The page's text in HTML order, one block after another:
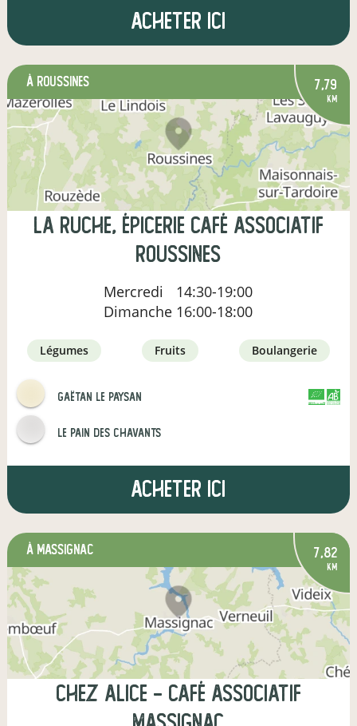
Acheter ici
à Roussines 7,79
km
La Ruche, épicerie café associatif
Roussines
Mercredi
14:30-19:00
Dimanche 16:00-18:00
légumes fruits boulangerie
Gaëtan le paysan
Le pain des Chavants
Acheter ici
à Massignac 7,82
km
Chez Alice - café associatif